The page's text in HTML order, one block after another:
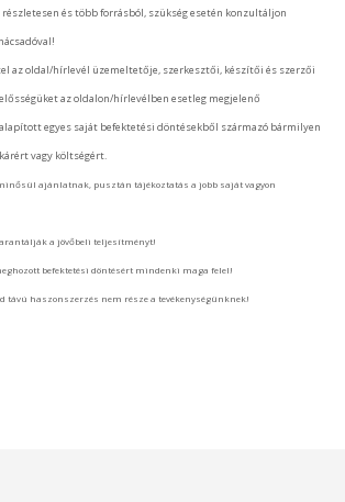
és több forrásból, szükség esetén konzultáljon
az oldal/hírlevél üzemeltetője, szerkesztői, készítői és szerzői
az oldalon/hírlevélben esetleg megjelenő
egyes saját befektetési döntésekből származó bármilyen
vagy költségért.
ajánlatnak, pusztán tájékoztatás a jobb saját vagyon
a jövőbeli teljesítményt!
befektetési döntésért mindenki maga felel!
távú haszonszerzés nem része a tevékenységünknek!